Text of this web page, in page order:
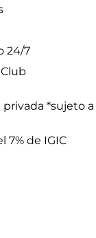
24/7
*sujeto
7% de IGIC